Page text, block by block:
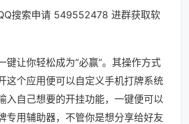
搜索申请 549552478 进群获取软
键让你轻松成为“必赢”。其操作方式
这个应用便可以自定义手机打牌系统
入自己想要的开挂功能，一键便可以
专用辅助器，不管你是想分享给好友